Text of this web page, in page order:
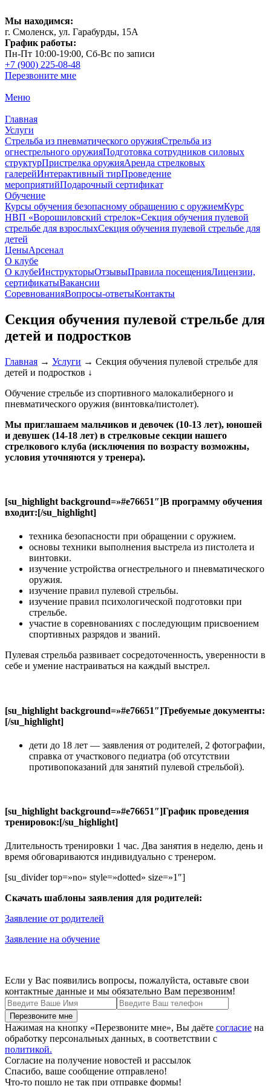
Мы находимся:
г. Смоленск, ул. Гарабурды, 15А
График работы:
Пн-Пт 10:00-19:00, Сб-Вс по записи
+7 (900) 225-08-48
Перезвоните мне
Меню
Главная
Услуги
Стрельба из пневматического оружияСтрельба из
огнестрельного оружияПодготовка сотрудников силовых
структурПристрелка оружияАренда стрелковых
галерейИнтерактивный тирПроведение
мероприятийПодарочный сертификат
Обучение
Курсы обучения безопасному обращению с оружиемКурс
НВП «Ворошиловский стрелок»Секция обучения пулевой
стрельбе для взрослыхСекция обучения пулевой стрельбе для
детей
ЦеныАрсенал
О клубе
О клубеИнструкторыОтзывыПравила посещенияЛицензии,
сертификатыВакансии
СоревнованияВопросы-ответыКонтакты
Секция обучения пулевой стрельбе для
детей и подростков
Главная → Услуги → Секция обучения пулевой стрельбе для
детей и подростков ↓
Обучение стрельбе из спортивного малокалиберного и
пневматического оружия (винтовка/пистолет).
Мы приглашаем мальчиков и девочек (10-13 лет), юношей
и девушек (14-18 лет) в стрелковые секции нашего
стрелкового клуба (исключения по возрасту возможны,
условия уточняются у тренера).
[su_highlight background=»#e76651″]В программу обучения
входит:[/su_highlight]
техника безопасности при обращении с оружием.
основы техники выполнения выстрела из пистолета и
винтовки.
изучение устройства огнестрельного и пневматического
оружия.
изучение правил пулевой стрельбы.
изучение правил психологической подготовки при
стрельбе.
участие в соревнованиях с последующим присвоением
спортивных разрядов и званий.
Пулевая стрельба развивает сосредоточенность, уверенности в
себе и умение настраиваться на каждый выстрел.
[su_highlight background=»#e76651″]Требуемые документы:
[/su_highlight]
дети до 18 лет — заявления от родителей, 2 фотографии,
справка от участкового педиатра (об отсутствии
противопоказаний для занятий пулевой стрельбой).
[su_highlight background=»#e76651″]График проведения
тренировок:[/su_highlight]
Длительность тренировки 1 час. Два занятия в неделю, день и
время обговариваются индивидуально с тренером.
[su_divider top=»no» style=»dotted» size=»1″]
Скачать шаблоны заявления для родителей:
Заявление от родителей
Заявление на обучение
Если у Вас появились вопросы, пожалуйста, оставьте свои
контактные данные и мы обязательно Вам перезвоним!
Нажимая на кнопку «Перезвоните мне», Вы даёте согласие на
обработку персональных данных, в соответствии с
политикой.
Согласие на получение новостей и рассылок
Спасибо, ваше сообщение отправлено!
Что-то пошло не так при отправке формы!